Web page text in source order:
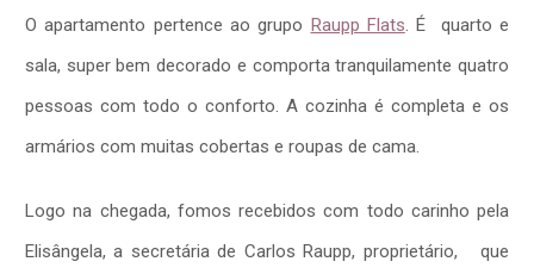
O apartamento pertence ao grupo Raupp Flats. É quarto e
sala, super bem decorado e comporta tranquilamente quatro
pessoas com todo o conforto. A cozinha é completa e os
armários com muitas cobertas e roupas de cama.
Logo na chegada, fomos recebidos com todo carinho pela
Elisângela, a secretária de Carlos Raupp, proprietário, que